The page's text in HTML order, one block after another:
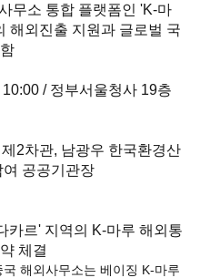
무소 통합 플랫폼인 'K-마
해외진출 지원과 글로벌 국
/ 정부서울청사 19층
2차관, 남광우 한국환경산
공공기관장
카르' 지역의 K-마루 해외통
체결
해외사무소는 베이징 K-마루